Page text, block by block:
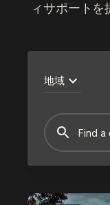
ィサポートを
地域